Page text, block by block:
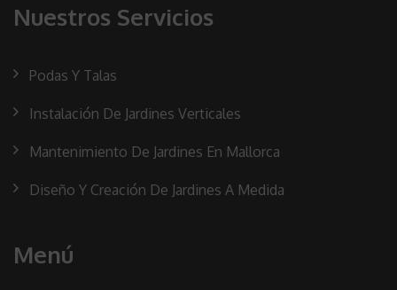
Nuestros Servicios
Podas Y Talas
Instalación De Jardines Verticales
Mantenimiento De Jardines En Mallorca
Diseño Y Creación De Jardines A Medida
Menú